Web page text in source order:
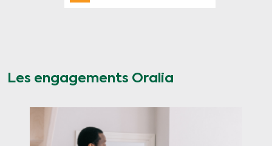
Les engagements Oralia